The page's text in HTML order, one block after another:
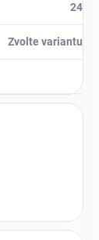
24
Zvolte variantu